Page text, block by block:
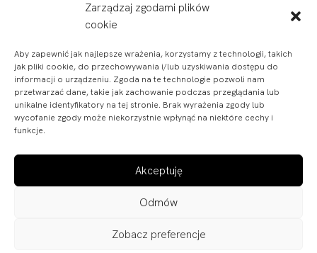
Zarządzaj zgodami plików
cookie
Aby zapewnić jak najlepsze wrażenia, korzystamy z technologii, takich
jak pliki cookie, do przechowywania i/lub uzyskiwania dostępu do
informacji o urządzeniu. Zgoda na te technologie pozwoli nam
przetwarzać dane, takie jak zachowanie podczas przeglądania lub
unikalne identyfikatory na tej stronie. Brak wyrażenia zgody lub
wycofanie zgody może niekorzystnie wpłynąć na niektóre cechy i
funkcje.
Akceptuję
Odmów
Zobacz preferencje
Wszytkie produkty alfabetycznie
Części do pojazdów BARTON
Części do skuterów i motorowerów
Części ATV